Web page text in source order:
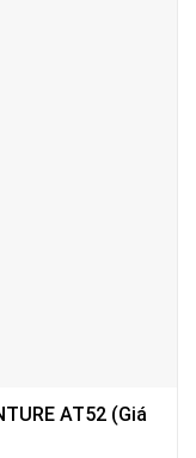
AT52 (Giá